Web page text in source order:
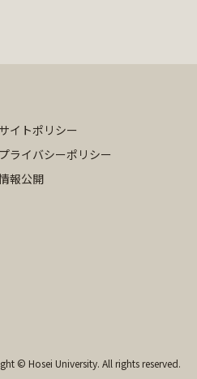
サイトポリシー
プライバシーポリシー
報公開
© Hosei University. All rights reserved.